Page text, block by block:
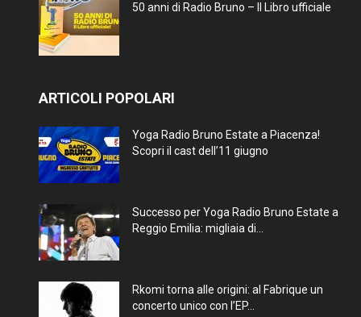
50 anni di Radio Bruno – Il Libro ufficiale
ARTICOLI POPOLARI
Yoga Radio Bruno Estate a Piacenza!
Scopri il cast dell’11 giugno
Successo per Yoga Radio Bruno Estate a
Reggio Emilia: migliaia di...
Rkomi torna alle origini: al Fabrique un
concerto unico con l’EP...